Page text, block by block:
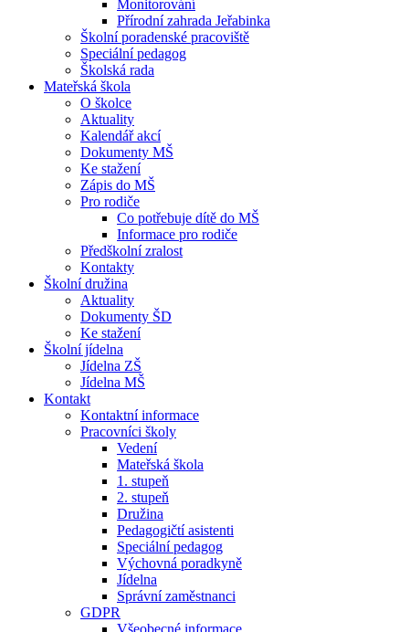
Monitorování
Přírodní zahrada Jeřabinka
Školní poradenské pracoviště
Speciální pedagog
Školská rada
Mateřská škola
O školce
Aktuality
Kalendář akcí
Dokumenty MŠ
Ke stažení
Zápis do MŠ
Pro rodiče
Co potřebuje dítě do MŠ
Informace pro rodiče
Předškolní zralost
Kontakty
Školní družina
Aktuality
Dokumenty ŠD
Ke stažení
Školní jídelna
Jídelna ZŠ
Jídelna MŠ
Kontakt
Kontaktní informace
Pracovníci školy
Vedení
Mateřská škola
1. stupeň
2. stupeň
Družina
Pedagogičtí asistenti
Speciální pedagog
Výchovná poradkyně
Jídelna
Správní zaměstnanci
GDPR
Všeobecné informace